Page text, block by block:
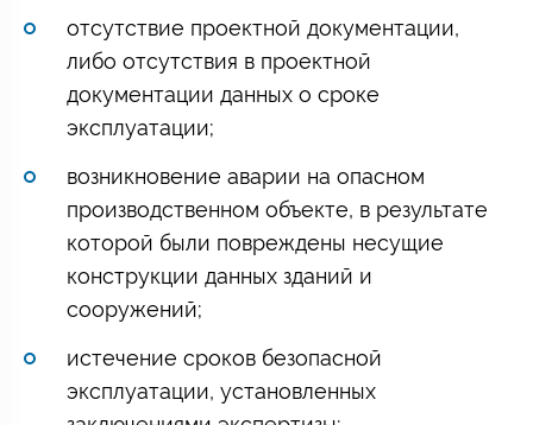
отсутствие проектной документации,
либо отсутствия в проектной
документации данных о сроке
эксплуатации;
возникновение аварии на опасном
производственном объекте, в результате
которой были повреждены несущие
конструкции данных зданий и
сооружений;
истечение сроков безопасной
эксплуатации, установленных